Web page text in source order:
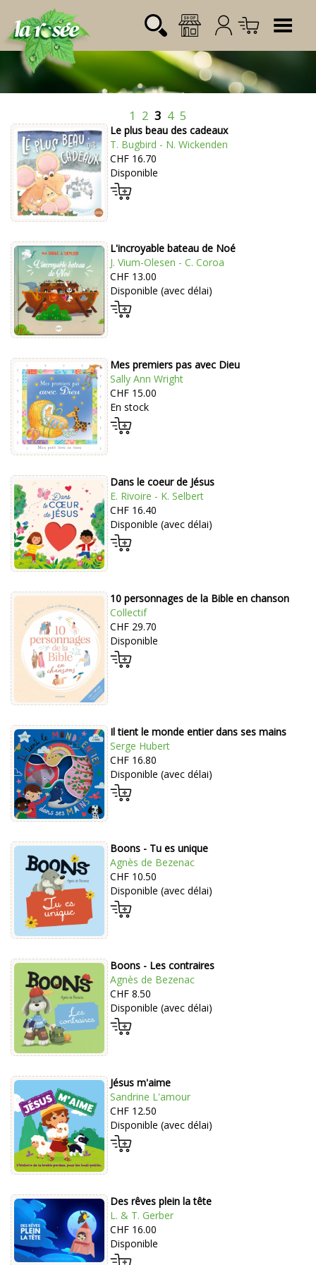
Login:
Mot de passe:
Désignation Référence Quantité
Total CHF
1 2 3 4 5
Le plus beau des cadeaux
T. Bugbird - N. Wickenden
CHF 16.70
Disponible
L'incroyable bateau de Noé
J. Vium-Olesen - C. Coroa
CHF 13.00
Disponible (avec délai)
Mes premiers pas avec Dieu
Sally Ann Wright
CHF 15.00
En stock
Dans le coeur de Jésus
E. Rivoire - K. Selbert
CHF 16.40
Disponible (avec délai)
10 personnages de la Bible en chanson
Collectif
CHF 29.70
Disponible
Il tient le monde entier dans ses mains
Serge Hubert
CHF 16.80
Disponible (avec délai)
Boons - Tu es unique
Agnès de Bezenac
CHF 10.50
Disponible (avec délai)
Boons - Les contraires
Agnès de Bezenac
CHF 8.50
Disponible (avec délai)
Jésus m'aime
Sandrine L'amour
CHF 12.50
Disponible (avec délai)
Des rêves plein la tête
L. & T. Gerber
CHF 16.00
Disponible